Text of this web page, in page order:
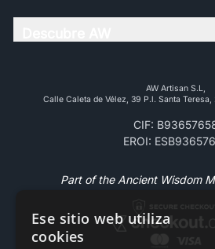
AW Artisan S.L,
Calle Caleta de Vélez, 39 P.l. Santa
CIF:
EROI:
Part of the Ancient Wisdom
Ese sitio web utiliza
cookies